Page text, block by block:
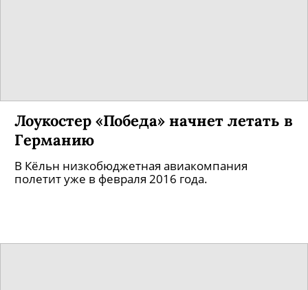
Лоукостер «Победа» начнет летать в
Германию
В Кёльн низкобюджетная авиакомпания
полетит уже в февраля 2016 года.